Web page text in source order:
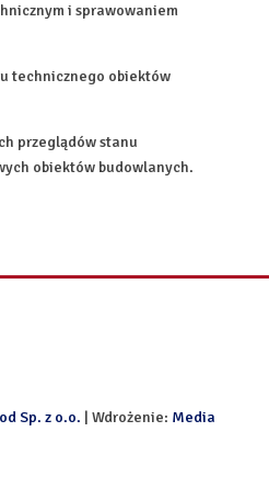
i sprawowaniem
technicznego obiektów
przeglądów stanu
obiektów budowlanych.
Sp. z o.o. | Wdrożenie: Media